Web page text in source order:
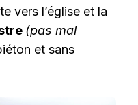
vers l’église et la
(pas mal
et sans